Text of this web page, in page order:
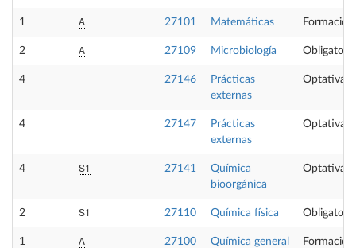
1 A 27101 Matemáticas
2 A 27109 Microbiología Obligatoria
4 27146
Prácticas
externas
Optativa
4 27147
Prácticas
externas
Optativa
4 S1 27141
Química
bioorgánica
Optativa
2 S1 27110 Química física Obligatoria
1 A 27100 Química general